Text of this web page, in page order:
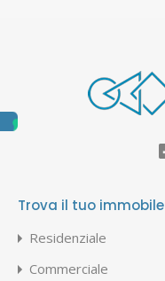
Trova il tuo immobile
Residenziale
Commerciale